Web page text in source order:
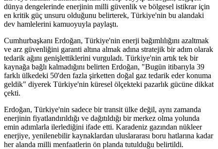
dünya dengelerinde enerjinin milli güvenlik ve bölgesel istikrar için
en kritik güç unsuru olduğunu belirterek, Türkiye'nin bu alandaki
dev hamlelerini kamuoyuyla paylaştı.
Cumhurbaşkanı Erdoğan, Türkiye'nin enerji bağımlılığını azaltmak
ve arz güvenliğini garanti altına almak adına stratejik bir adım olarak
tedarik ağını genişlettiklerini vurguladı. Türkiye'nin artık tek bir
kaynağa bağlı kalmadığını belirten Erdoğan, "Bugün itibarıyla 39
farklı ülkedeki 50'den fazla şirketten doğal gaz tedarik eder konuma
geldik" diyerek Türkiye'nin küresel ölçekteki pazarlık gücüne dikkat
çekti.
Erdoğan, Türkiye'nin sadece bir transit ülke değil, aynı zamanda
enerjinin fiyatlandırıldığı ve dağıtıldığı bir merkez olma yolunda
emin adımlarla ilerlediğini ifade etti. Karadeniz gazından nükleer
enerjiye, yenilenebilir kaynaklardan uluslararası boru hatlarına kadar
her alanda milli menfaatlerin ön planda tutulduğu belirtildi.